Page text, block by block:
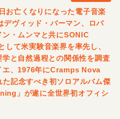
お亡くなりになった電子音楽
デヴィッド・バーマン、ロバ
・ムンマと共にSONIC
て米実験音楽界を率先し、
と自然過程との関係性を調査
エ、1976年にCramps Nova
記念すべき初ソロアルバム傑
」が遂に全世界初オフィシ